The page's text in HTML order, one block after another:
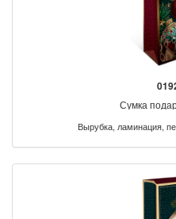
Сумка
Вырубка, ламинация,